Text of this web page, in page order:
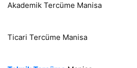
Akademik Tercüme Manisa
Ticari Tercüme Manisa